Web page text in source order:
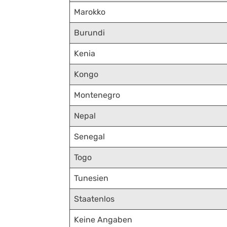
Marokko
Burundi
Kenia
Kongo
Montenegro
Nepal
Senegal
Togo
Tunesien
Staatenlos
Keine Angaben